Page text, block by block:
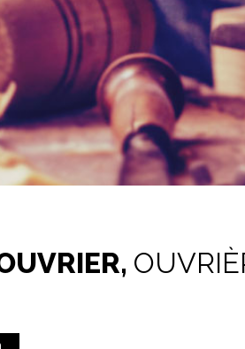
CONNEXES
DE VÊTEMENTS
PRÉPOSÉ
POISSON
COMMIS
AIDE-
COMMIS
CFP WILBROD-BHERER
ÉCOLE DE FORESTERIE
ÉCOLE DES MÉTIERS ET
L’INDUSTRIE DE LA
CONSTRUCTION DE